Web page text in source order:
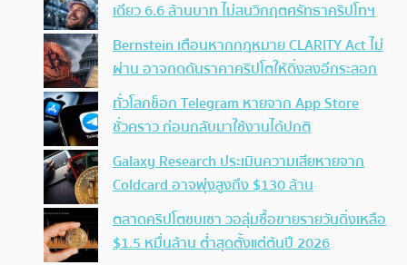
เดียว 6.6 ล้านบาท ไม่สนวิกฤตศรัทธาคริปโทฯ
Bernstein เตือนหากกฎหมาย CLARITY Act ไม่
ผ่าน อาจกดดันราคาคริปโตให้ดิ่งลงอีกระลอก
ทั่วโลกช็อก Telegram หายจาก App Store
ชั่วคราว ก่อนกลับมาใช้งานได้ปกติ
Galaxy Research ประเมินความเสียหายจาก
Coldcard อาจพุ่งสูงถึง $130 ล้าน
ตลาดคริปโตซบเซา วอลุ่มซื้อขายรายวันดิ่งเหลือ
$1.5 หมื่นล้าน ต่ำสุดตั้งแต่ต้นปี 2026